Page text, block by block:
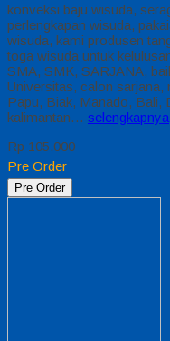
konveksi baju wisuda,
perlengkapan wisuda,
wisuda, kami produsen
toga wisuda untuk
SMA, SMK, SARJANA,
Universitas, calon sarjana,
Papu, Biak, Manado, Bali,
kalimantan… selengkapnya
Rp 105.000
Pre Order
Pre Order